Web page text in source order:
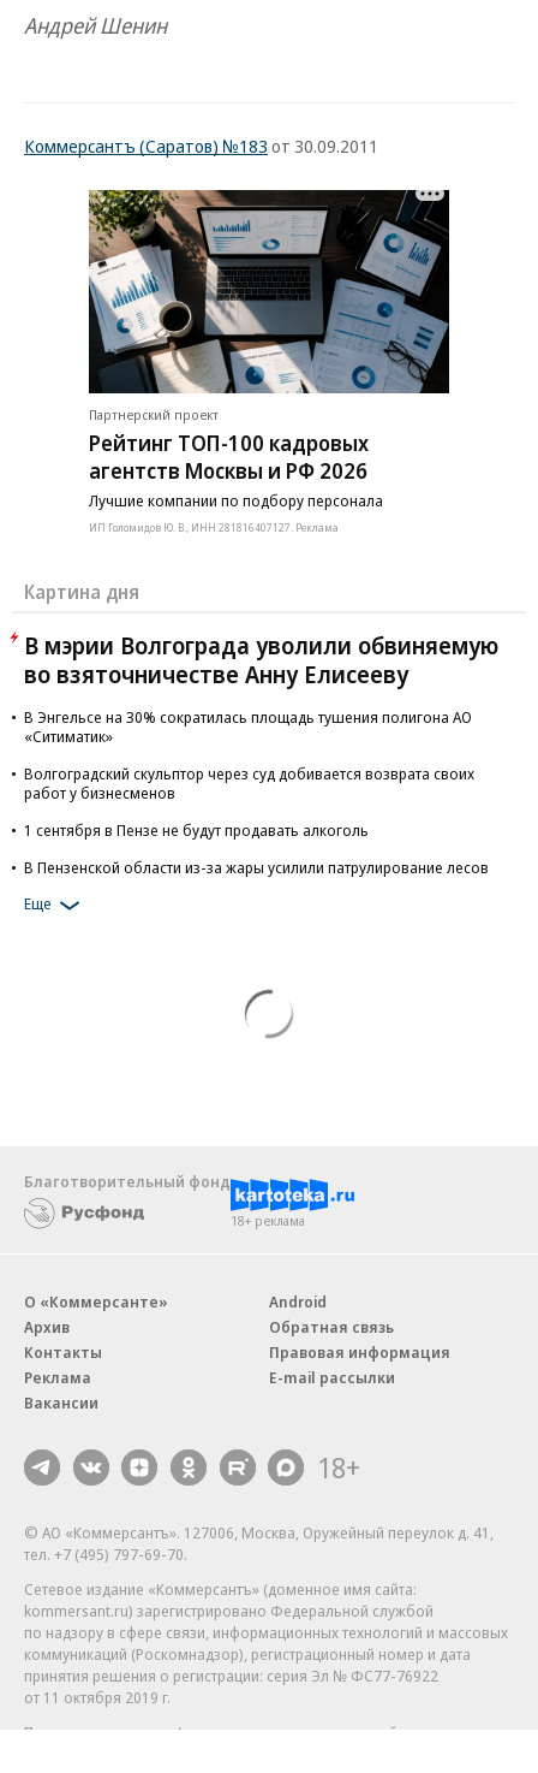
Андрей Шенин
Коммерсантъ (Саратов) №183 от 30.09.2011
Партнерский проект
Рейтинг ТОП-100 кадровых
агентств Москвы и РФ 2026
Лучшие компании по подбору персонала
ИП Голомидов Ю. В., ИНН 281816407127. Реклама
Картина дня
В мэрии Волгограда уволили обвиняемую
во взяточничестве Анну Елисееву
В Энгельсе на 30% сократилась площадь тушения полигона АО
«Ситиматик»
Волгоградский скульптор через суд добивается возврата своих
работ у бизнесменов
1 сентября в Пензе не будут продавать алкоголь
В Пензенской области из-за жары усилили патрулирование лесов
Еще
Благотворительный фонд
18+ реклама
О «Коммерсанте»
Архив
Контакты
Реклама
Вакансии
Android
Обратная связь
Правовая информация
E-mail рассылки
18+
© АО «Коммерсантъ». 127006, Москва, Оружейный переулок д. 41,
тел. +7 (495) 797-69-70.
Сетевое издание «Коммерсантъ» (доменное имя сайта:
kommersant.ru) зарегистрировано Федеральной службой
по надзору в сфере связи, информационных технологий и массовых
коммуникаций (Роскомнадзор), регистрационный номер и дата
принятия решения о регистрации: серия Эл № ФС77-76922
от 11 октября 2019 г.
Партнерские проекты/материалы, новости компаний, материалы